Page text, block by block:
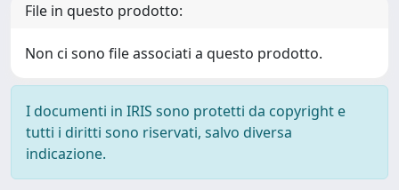
File in questo prodotto:
Non ci sono file associati a questo prodotto.
I documenti in IRIS sono protetti da copyright e
tutti i diritti sono riservati, salvo diversa
indicazione.